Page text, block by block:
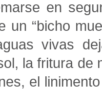
en
un “bicho
vivas
la fritura de
el